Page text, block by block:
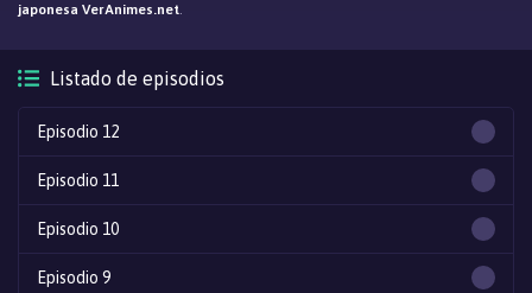
japonesa VerAnimes.net.
Listado de episodios
Episodio 12
Episodio 11
Episodio 10
Episodio 9